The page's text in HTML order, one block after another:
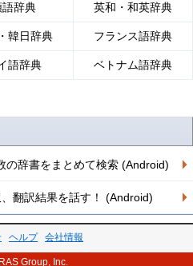
語辞典 英和・和英辞典
韓日辞典 フランス語辞典
語辞典 ベトナム語辞典
の辞書をまとめて検索 (Android)
翻訳結果を話す！ (Android)
ヘルプ 会社情報
Group, Inc.